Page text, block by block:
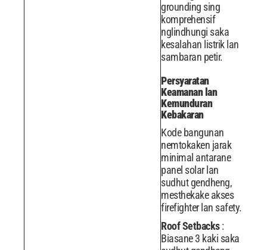
grounding sing
komprehensif
nglindhungi saka
kesalahan listrik lan
sambaran petir.
Persyaratan
Keamanan lan
Kemunduran
Kebakaran
Kode bangunan
nemtokaken jarak
minimal antarane
panel solar lan
sudhut gendheng,
mesthekake akses
firefighter lan safety.
Roof Setbacks:
Biasane 3 kaki saka